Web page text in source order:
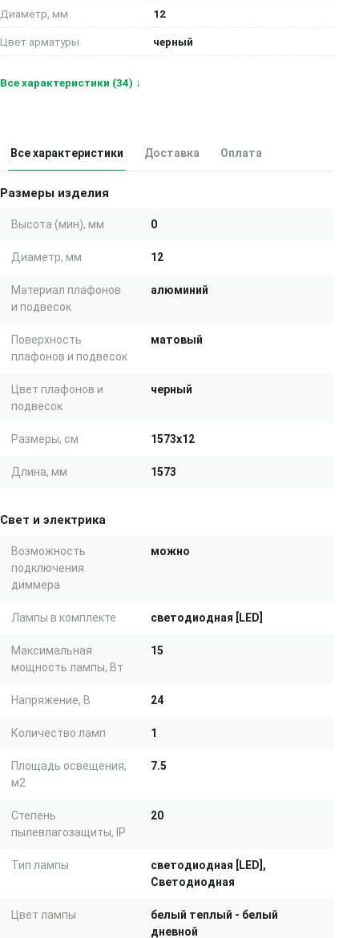
Диаметр, мм 12
Цвет арматуры черный
Все характеристики (34) ↓
Все характеристики Доставка Оплата
Размеры изделия
Высота (мин), мм 0
Диаметр, мм 12
Материал плафонов
и подвесок
алюминий
Поверхность
плафонов и подвесок
матовый
Цвет плафонов и
подвесок
черный
Размеры, см 1573x12
Длина, мм 1573
Свет и электрика
Возможность
подключения
диммера
можно
Лампы в комплекте светодиодная [LED]
Максимальная
мощность лампы, Вт
15
Напряжение, В 24
Количество ламп 1
Площадь освещения,
м2
7.5
Степень
пылевлагозащиты, IP
20
Тип лампы
светодиодная [LED],
Светодиодная
Цвет лампы
белый теплый - белый
дневной